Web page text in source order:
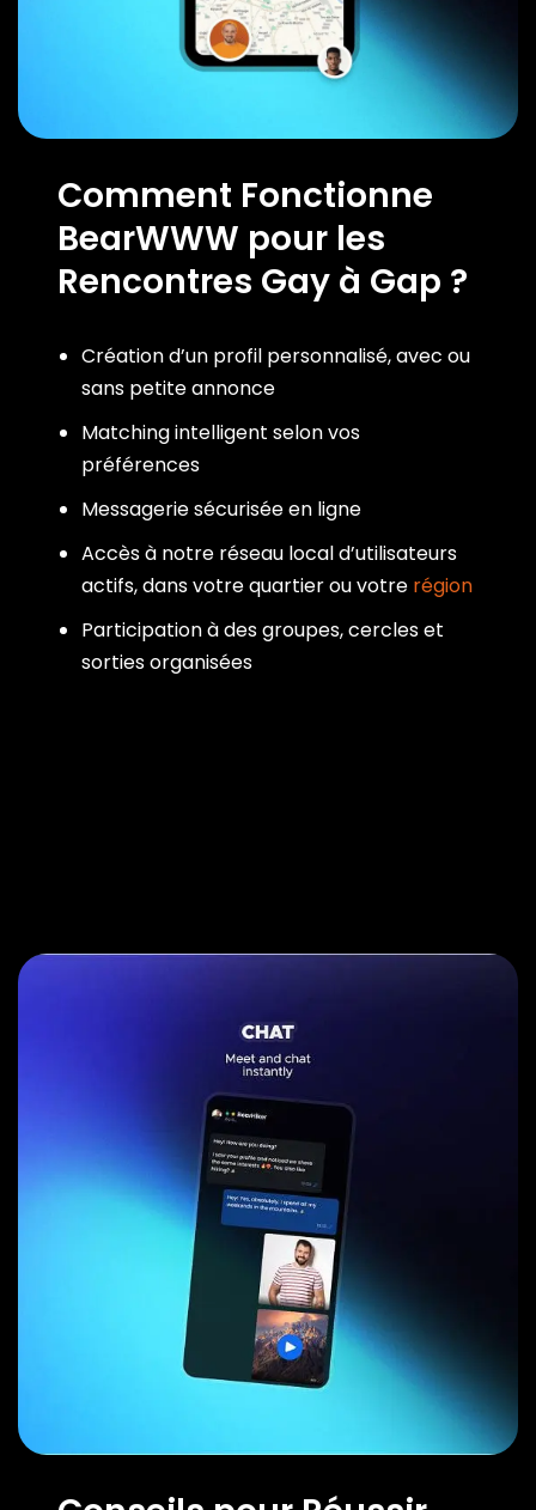
Comment Fonctionne
BearWWW pour les
Rencontres Gay à Gap ?
Création d’un profil personnalisé, avec ou
sans petite annonce
Matching intelligent selon vos
préférences
Messagerie sécurisée en ligne
Accès à notre réseau local d’utilisateurs
actifs, dans votre quartier ou votre région
Participation à des groupes, cercles et
sorties organisées